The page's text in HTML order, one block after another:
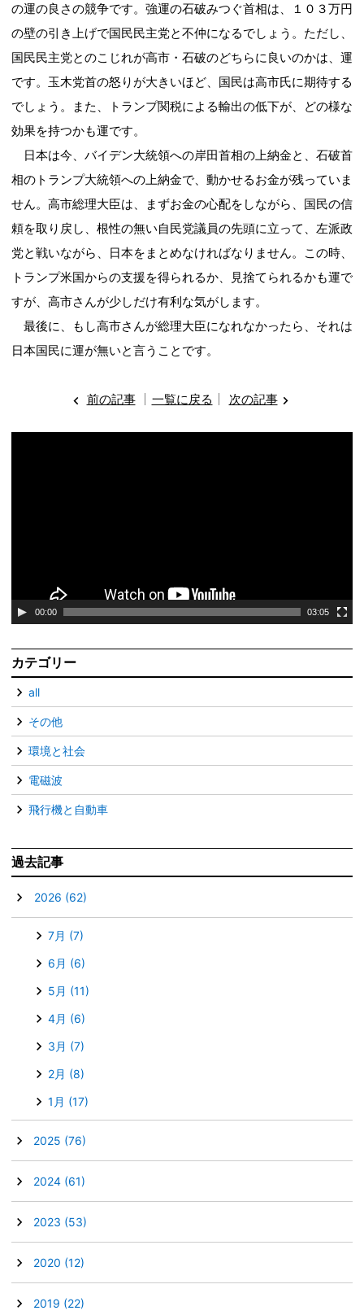
の運の良さの競争です。強運の石破みつぐ首相は、１０３万円
の壁の引き上げで国民民主党と不仲になるでしょう。ただし、
国民民主党とのこじれが高市・石破のどちらに良いのかは、運
です。玉木党首の怒りが大きいほど、国民は高市氏に期待する
でしょう。また、トランプ関税による輸出の低下が、どの様な
効果を持つかも運です。
日本は今、バイデン大統領への岸田首相の上納金と、石破首
相のトランプ大統領への上納金で、動かせるお金が残っていま
せん。高市総理大臣は、まずお金の心配をしながら、国民の信
頼を取り戻し、根性の無い自民党議員の先頭に立って、左派政
党と戦いながら、日本をまとめなければなりません。この時、
トランプ米国からの支援を得られるか、見捨てられるかも運で
すが、高市さんが少しだけ有利な気がします。
最後に、もし高市さんが総理大臣になれなかったら、それは
日本国民に運が無いと言うことです。
前の記事 一覧に戻る 次の記事
00:00 03:05
カテゴリー
all
その他
環境と社会
電磁波
飛行機と自動車
過去記事
2026 (62)
7月 (7)
6月 (6)
5月 (11)
4月 (6)
3月 (7)
2月 (8)
1月 (17)
2025 (76)
2024 (61)
2023 (53)
2020 (12)
2019 (22)